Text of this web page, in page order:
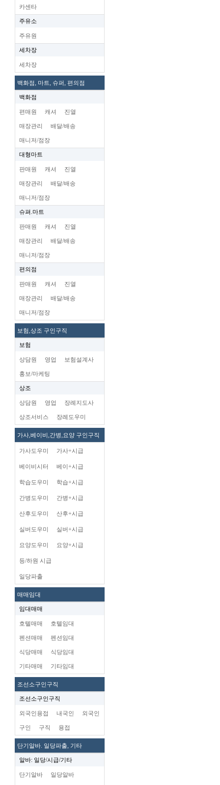
카센타
주유소
주유원
세차장
세차장
백화점, 마트, 슈퍼, 편의점
백화점
편매원 캐셔 진열
매장관리 배달/배송
매니저/점장
대형마트
판매원 캐셔 진열
매장관리 배달/배송
매니저/점장
슈펴.마트
판매원 캐셔 진열
매장관리 배달/배송
매니저/점장
편의점
판매원 캐셔 진열
매장관리 배달/배송
매니저/점장
보험,상조 구인구직
보험
상담원 영업 보험설계사
홍보/마케팅
상조
상담원 영업 장례지도사
상조서비스 장례도우미
가사,베이비,간병,요양 구인구직
가사도우미 가사+시급
베이비시터 베이+시급
학습도우미 학습+시급
간병도우미 간병+시급
산후도우미 산후+시급
실버도우미 실버+시급
요양도우미 요양+시급
등/하원 시급
일당파출
매매임대
임대매매
호텔매매 호텔임대
펜션매매 펜션임대
식당매매 식당임대
기타매매 기타임대
조선소구인구직
조선소구인구직
외국인용접 내국인 외국인
구인 구직 용접
단기알바. 일당파출, 기타
알바: 일당/시급/기타
단기알바 일당알바